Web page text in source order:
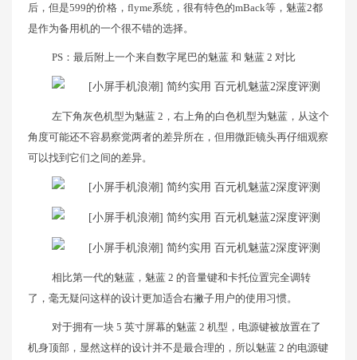
后，但是599的价格，flyme系统，很有特色的mBack等，魅蓝2都
是作为备用机的一个很不错的选择。
PS：最后附上一个来自数字尾巴的魅蓝 和 魅蓝 2 对比
左下角灰色机型为魅蓝 2，右上角的白色机型为魅蓝，从这个
角度可能还不容易察觉两者的差异所在，但用微距镜头再仔细观察
可以找到它们之间的差异。
相比第一代的魅蓝，魅蓝 2 的音量键和卡托位置完全调转
了，毫无疑问这样的设计更加适合右撇子用户的使用习惯。
对于拥有一块 5 英寸屏幕的魅蓝 2 机型，电源键被放置在了
机身顶部，显然这样的设计并不是最合理的，所以魅蓝 2 的电源键